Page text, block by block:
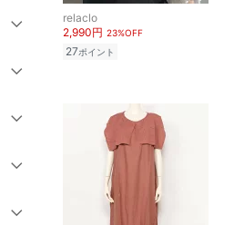
relaclo
2,990円 23%OFF
27ポイント